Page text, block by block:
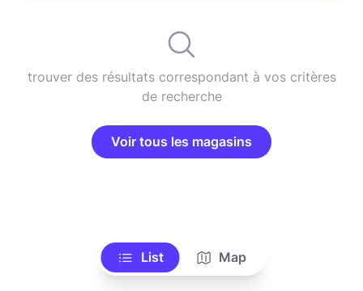
trouver des résultats correspondant à vos critères
de recherche
Voir tous les magasins
List Map